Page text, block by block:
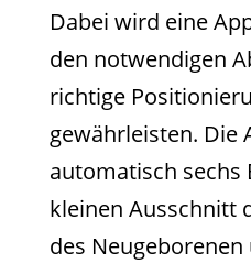
Dabei wird eine
den notwendigen
richtige
gewährleisten. Die
automatisch sechs
kleinen Ausschnitt
des